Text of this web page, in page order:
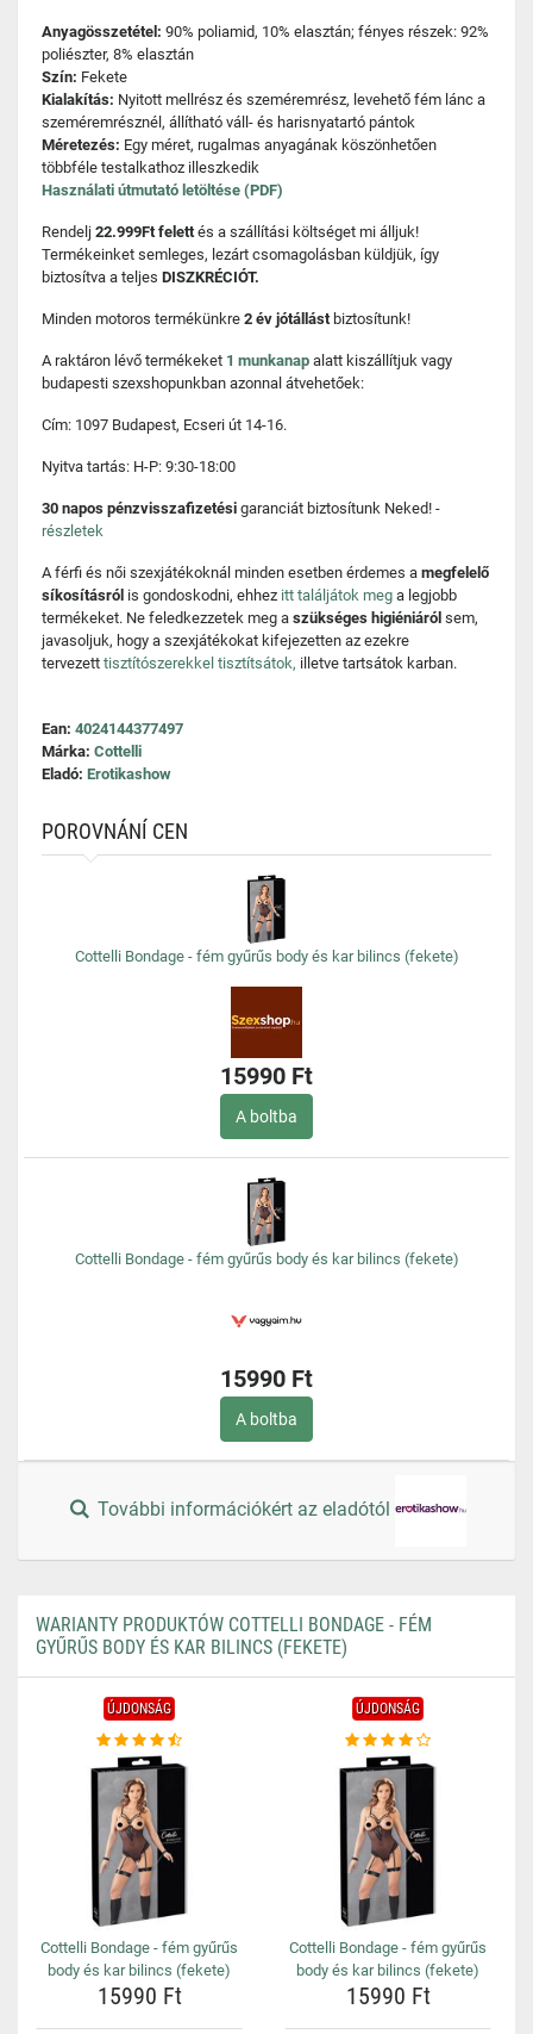
Anyagösszetétel: 90% poliamid, 10% elasztán; fényes részek: 92%
poliészter, 8% elasztán
Szín: Fekete
Kialakítás: Nyitott mellrész és szeméremrész, levehető fém lánc a
szeméremrésznél, állítható váll- és harisnyatartó pántok
Méretezés: Egy méret, rugalmas anyagának köszönhetően
többféle testalkathoz illeszkedik
Használati útmutató letöltése (PDF)
Rendelj 22.999Ft felettés a szállítási költséget mi álljuk!
Termékeinket semleges, lezárt csomagolásban küldjük, így
biztosítva a teljes DISZKRÉCIÓT.
Minden motoros termékünkre 2 év jótállást biztosítunk!
A raktáron lévő termékeket 1 munkanap alatt kiszállítjuk vagy
budapesti szexshopunkban azonnal átvehetőek:
Cím: 1097 Budapest, Ecseri út 14-16.
Nyitva tartás: H-P: 9:30-18:00
30 napos pénzvisszafizetési garanciát biztosítunk Neked! -
részletek
A férfi és női szexjátékoknál minden esetben érdemes a megfelelő
síkosításról is gondoskodni, ehhez itt találjátok meg a legjobb
termékeket. Ne feledkezzetek meg a szükséges higiéniáról sem,
javasoljuk, hogy a szexjátékokat kifejezetten az ezekre
tervezett tisztítószerekkel tisztítsátok, illetve tartsátok karban.
Ean: 4024144377497
Márka: Cottelli
Eladó: Erotikashow
POROVNÁNÍ CEN
Cottelli Bondage - fém gyűrűs body és kar bilincs (fekete)
15990 Ft
A boltba
Cottelli Bondage - fém gyűrűs body és kar bilincs (fekete)
15990 Ft
A boltba
További információkért az eladótól
WARIANTY PRODUKTÓW COTTELLI BONDAGE - FÉM
GYŰRŰS BODY ÉS KAR BILINCS (FEKETE)
ÚJDONSÁG
Cottelli Bondage - fém gyűrűs
body és kar bilincs (fekete)
15990 Ft
ÚJDONSÁG
Cottelli Bondage - fém gyűrűs
body és kar bilincs (fekete)
15990 Ft